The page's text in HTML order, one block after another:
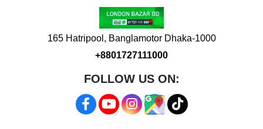
165 Hatripool, Banglamotor Dhaka-1000
+8801727111000
FOLLOW US ON: